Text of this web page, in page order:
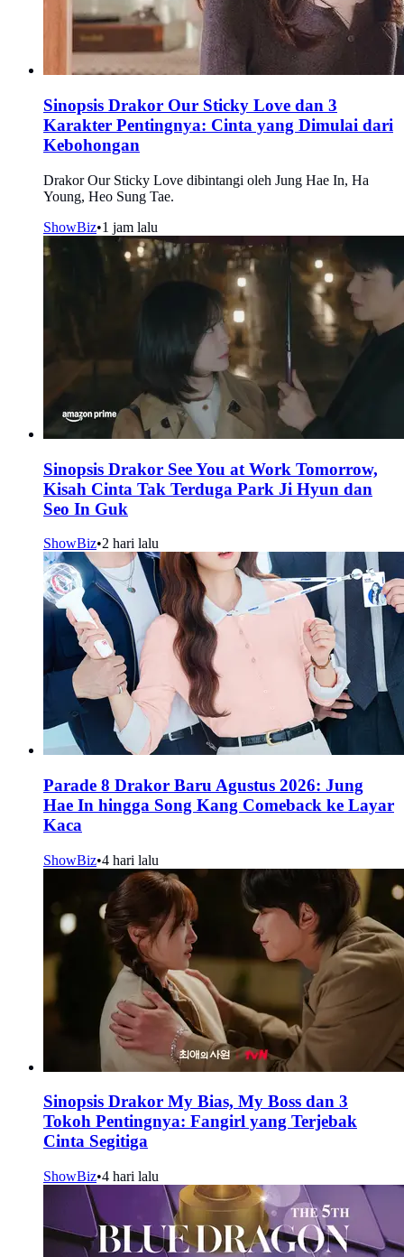
Sinopsis Drakor Our Sticky Love dan 3
Karakter Pentingnya: Cinta yang Dimulai dari
Kebohongan
Drakor Our Sticky Love dibintangi oleh Jung Hae In, Ha
Young, Heo Sung Tae.
ShowBiz•1 jam lalu
Sinopsis Drakor See You at Work Tomorrow,
Kisah Cinta Tak Terduga Park Ji Hyun dan
Seo In Guk
ShowBiz•2 hari lalu
Parade 8 Drakor Baru Agustus 2026: Jung
Hae In hingga Song Kang Comeback ke Layar
Kaca
ShowBiz•4 hari lalu
Sinopsis Drakor My Bias, My Boss dan 3
Tokoh Pentingnya: Fangirl yang Terjebak
Cinta Segitiga
ShowBiz•4 hari lalu